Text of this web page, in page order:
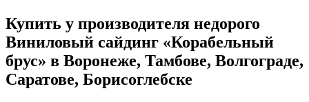
Купить у производителя недорого
Виниловый сайдинг «Корабельный
брус» в Воронеже, Тамбове, Волгограде,
Саратове, Борисоглебске